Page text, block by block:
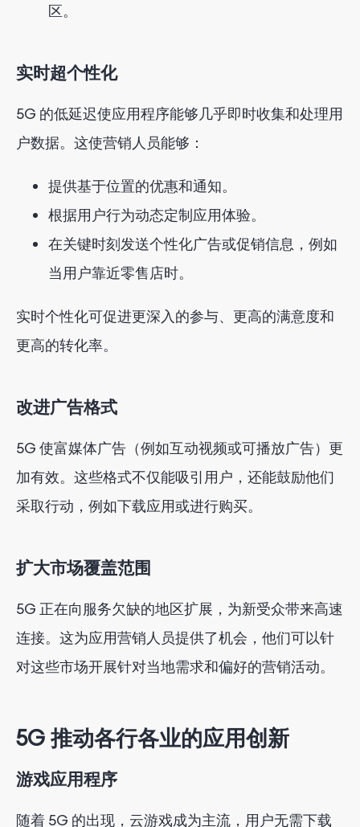
区。
实时超个性化
5G 的低延迟使应用程序能够几乎即时收集和处理用
户数据。这使营销人员能够：
提供基于位置的优惠和通知。
根据用户行为动态定制应用体验。
在关键时刻发送个性化广告或促销信息，例如
当用户靠近零售店时。
实时个性化可促进更深入的参与、更高的满意度和
更高的转化率。
改进广告格式
5G 使富媒体广告（例如互动视频或可播放广告）更
加有效。这些格式不仅能吸引用户，还能鼓励他们
采取行动，例如下载应用或进行购买。
扩大市场覆盖范围
5G 正在向服务欠缺的地区扩展，为新受众带来高速
连接。这为应用营销人员提供了机会，他们可以针
对这些市场开展针对当地需求和偏好的营销活动。
5G 推动各行各业的应用创新
游戏应用程序
随着 5G 的出现，云游戏成为主流，用户无需下载